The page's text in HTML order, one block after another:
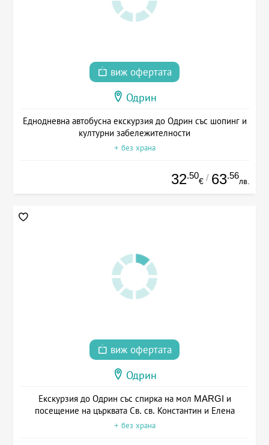
виж офертата
Одрин
Еднодневна автобусна екскурзия до Одрин със шопинг и
културни забележителности
+ без храна
32.50
€ / 63.56
лв.
виж офертата
Одрин
Екскурзия до Одрин със спирка на мол MARGI и
посещение на църквата Св. св. Константин и Елена
+ без храна